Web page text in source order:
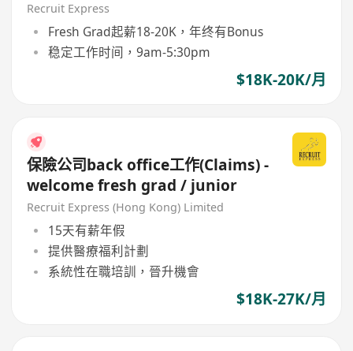
Sales)
Recruit Express
Fresh Grad起薪18-20K，年终有Bonus
稳定工作时间，9am-5:30pm
$18K-20K/月
保險公司back office工作(Claims) -
welcome fresh grad / junior
Recruit Express (Hong Kong) Limited
15天有薪年假
提供醫療福利計劃
系統性在職培訓，晉升機會
$18K-27K/月